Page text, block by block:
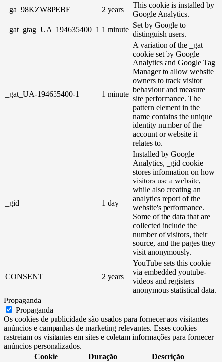
_ga_98KZW8PEBE
2 years
This cookie is installed by
Google Analytics.
_gat_gtag_UA_194635400_1 1 minute
Set by Google to
distinguish users.
_gat_UA-194635400-1 1 minute
A variation of the _gat
cookie set by Google
Analytics and Google Tag
Manager to allow website
owners to track visitor
behaviour and measure
site performance. The
pattern element in the
name contains the unique
identity number of the
account or website it
relates to.
_gid 1 day
Installed by Google
Analytics, _gid cookie
stores information on how
visitors use a website,
while also creating an
analytics report of the
website's performance.
Some of the data that are
collected include the
number of visitors, their
source, and the pages they
visit anonymously.
CONSENT 2 years
YouTube sets this cookie
via embedded youtube-
videos and registers
anonymous statistical data.
Propaganda
Propaganda
Os cookies de publicidade são usados ​​para fornecer aos visitantes
anúncios e campanhas de marketing relevantes. Esses cookies
rastreiam os visitantes em sites e coletam informações para fornecer
anúncios personalizados.
Cookie
Duração Descrição